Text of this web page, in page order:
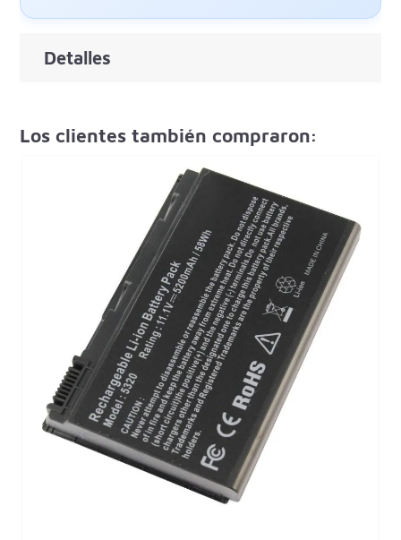
Detalles
Los clientes también compraron: